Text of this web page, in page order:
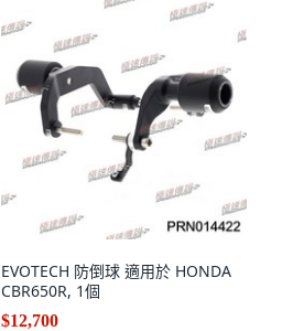
EVOTECH 防倒球 適用於 HONDA
CBR650R, 1個
$12,700